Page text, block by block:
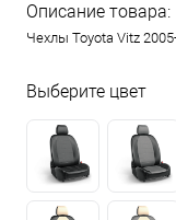
Описание товара:
Чехлы Toyota Vitz
Выберите цвет